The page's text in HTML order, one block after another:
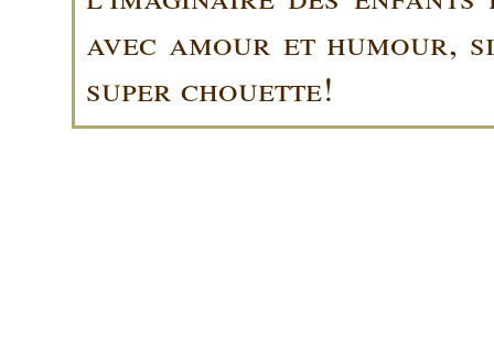
avec amour et humour,
super chouette!